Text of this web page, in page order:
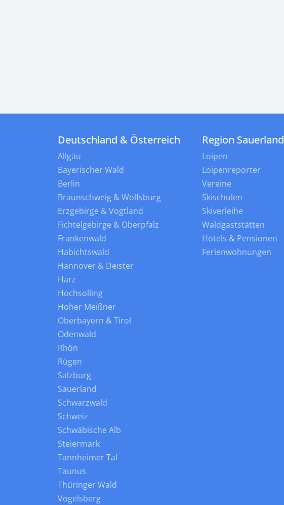
Deutschland & Österreich
Allgäu
Bayerischer Wald
Berlin
Braunschweig & Wolfsburg
Erzgebirge & Vogtland
Fichtelgebirge & Oberpfalz
Frankenwald
Habichtswald
Hannover & Deister
Harz
Hochsolling
Hoher Meißner
Oberbayern & Tirol
Odenwald
Rhön
Rügen
Salzburg
Sauerland
Schwarzwald
Schweiz
Schwäbische Alb
Steiermark
Tannheimer Tal
Taunus
Thüringer Wald
Vogelsberg
Region Sauerland
Loipen
Loipenreporter
Vereine
Skischulen
Skiverleihe
Waldgaststätten
Hotels & Pensionen
Ferienwohnungen